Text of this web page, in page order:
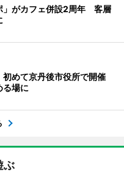
」がカフェ併設2周年 客層
めて京丹後市役所で開催
場に
ぶ